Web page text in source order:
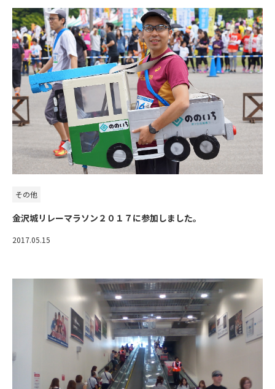
その他
金沢城リレーマラソン２０１７に参加しました。
2017.05.15